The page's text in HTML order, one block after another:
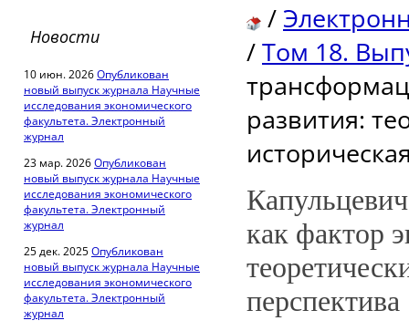
Новости
10 июн. 2026Опубликован
новый выпуск журнала Научные
исследования экономического
факультета. Электронный
журнал
23 мар. 2026Опубликован
новый выпуск журнала Научные
исследования экономического
факультета. Электронный
журнал
25 дек. 2025Опубликован
новый выпуск журнала Научные
исследования экономического
факультета. Электронный
журнал
/
/Том 18.
развития:
как фактор
перспектива